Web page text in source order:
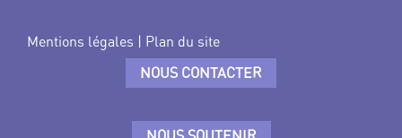
Mentions légales | Plan du site
NOUS CONTACTER